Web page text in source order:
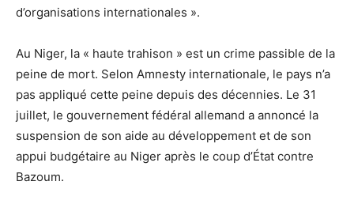
d’organisations internationales ».
Au Niger, la « haute trahison » est un crime passible de la
peine de mort. Selon Amnesty internationale, le pays n’a
pas appliqué cette peine depuis des décennies. Le 31
juillet, le gouvernement fédéral allemand a annoncé la
suspension de son aide au développement et de son
appui budgétaire au Niger après le coup d’État contre
Bazoum.